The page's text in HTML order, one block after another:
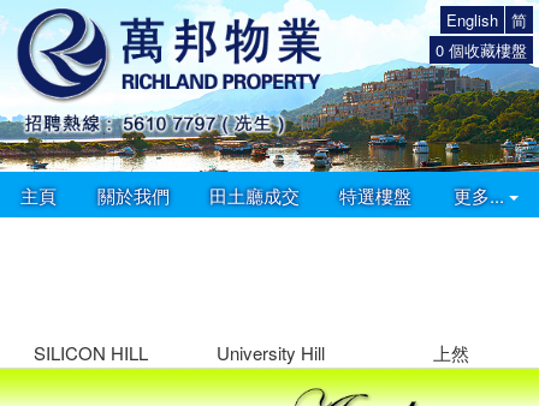
简
English
0 個收藏樓盤
主頁 關於我們 田土廳成交 特選樓盤 更多...
SILICON HILL University Hill 上然